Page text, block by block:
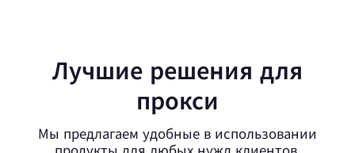
Лучшие решения для
прокси
Мы предлагаем удобные в использовании